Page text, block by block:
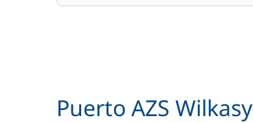
Puerto AZS Wilkasy